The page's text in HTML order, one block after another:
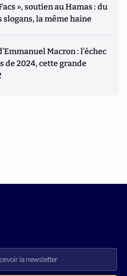
», soutien au Hamas : du
slogans, la même haine
Macron : l’échec
de 2024, cette grande